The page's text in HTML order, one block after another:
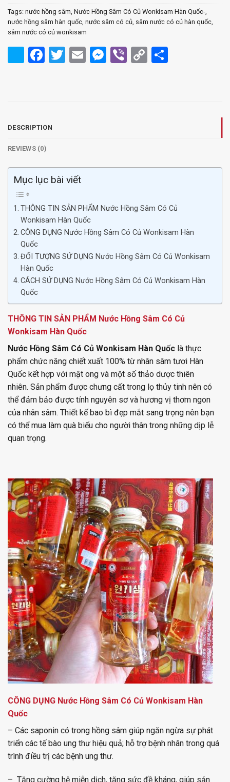
Tags: nước hồng sâm Nước Hồng Sâm Có Củ Wonkisam Hàn Quốc-
nước hồng sâm hàn quốc nước sâm có củ sâm nước có củ hàn quốc
sâm nước có củ wonkisam
Facebook
Twitter
EmailMessenger
ViberCopy
DESCRIPTION
REVIEWS (0)
Mục lục bài viết
THÔNG TIN SẢN PHẨM Nước Hồng Sâm Có Củ
Wonkisam Hàn Quốc
CÔNG DỤNG Nước Hồng Sâm Có Củ Wonkisam Hàn
Quốc
ĐỐI TƯỢNG SỬ DỤNG Nước Hồng Sâm Có Củ Wonkisam
Hàn Quốc
CÁCH SỬ DỤNG Nước Hồng Sâm Có Củ Wonkisam Hàn
Quốc
THÔNG TIN SẢN PHẨM Nước Hồng Sâm Có Củ
Wonkisam Hàn Quốc
Nước Hồng Sâm Có Củ Wonkisam Hàn Quốc là thực
phẩm chức năng chiết xuất 100% từ nhân sâm tươi Hàn
Quốc kết hợp với mật ong và một số thảo dược thiên
nhiên. Sản phẩm được chưng cất trong lọ thủy tinh nên có
thể đảm bảo được tính nguyên sơ và hương vị thơm ngon
của nhân sâm. Thiết kế bao bì đẹp mắt sang trọng nên bạn
có thể mua làm quà biếu cho người thân trong những dịp lễ
quan trọng.
CÔNG DỤNG Nước Hồng Sâm Có Củ Wonkisam Hàn
Quốc
– Các saponin có trong hồng sâm giúp ngăn ngừa sự phát
triển các tế bào ung thư hiệu quả; hỗ trợ bệnh nhân trong quá
trình điều trị các bệnh ung thư.
– Tăng cường hệ miễn dịch, tăng sức đề kháng, giúp sản